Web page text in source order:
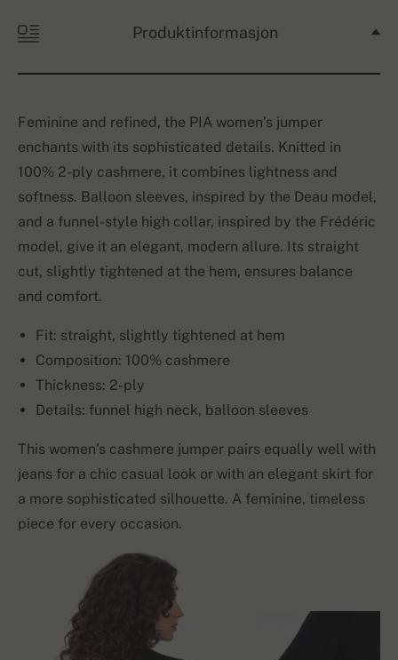
Produktinformasjon
Feminine and refined, the PIA women’s jumper
enchants with its sophisticated details. Knitted in
100% 2-ply cashmere, it combines lightness and
softness. Balloon sleeves, inspired by the Deau model,
and a funnel-style high collar, inspired by the Frédéric
model, give it an elegant, modern allure. Its straight
cut, slightly tightened at the hem, ensures balance
and comfort.
Fit: straight, slightly tightened at hem
Composition: 100% cashmere
Thickness: 2-ply
Details: funnel high neck, balloon sleeves
This women’s cashmere jumper pairs equally well with
jeans for a chic casual look or with an elegant skirt for
a more sophisticated silhouette. A feminine, timeless
piece for every occasion.